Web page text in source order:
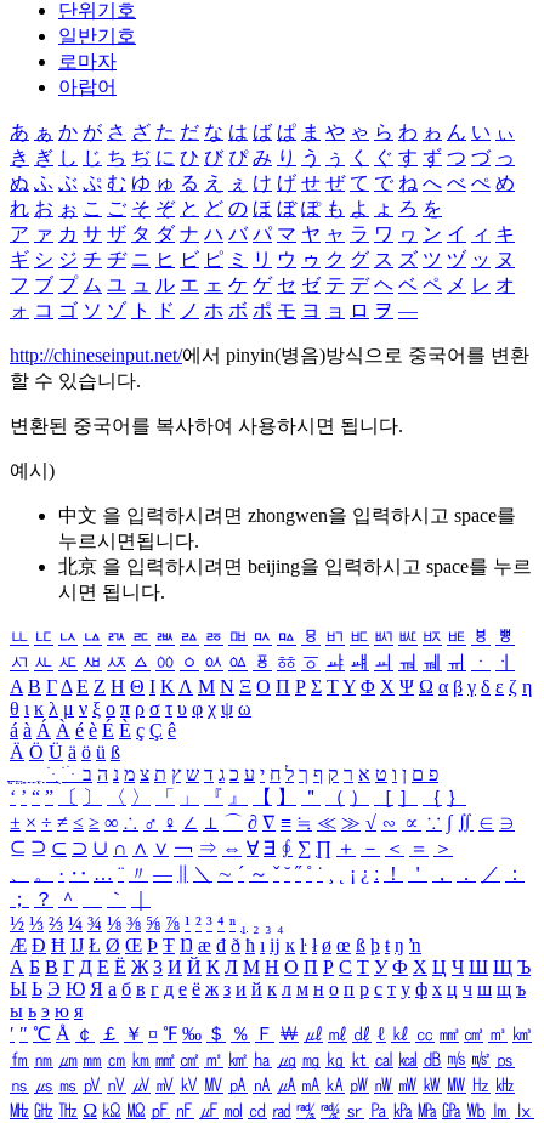
단위기호
일반기호
로마자
아랍어
あ ぁ か が さ ざ た だ な は ば ぱ ま や ゃ ら わ ゎ ん い ぃ
き ぎ し じ ち ぢ に ひ び ぴ み り う ぅ く ぐ す ず つ づ っ
ぬ ふ ぶ ぷ む ゆ ゅ る え ぇ け げ せ ぜ て で ね へ べ ぺ め
れ お ぉ こ ご そ ぞ と ど の ほ ぼ ぽ も よ ょ ろ を
ア ァ カ サ ザ タ ダ ナ ハ バ パ マ ヤ ャ ラ ワ ヮ ン イ ィ キ
ギ シ ジ チ ヂ ニ ヒ ビ ピ ミ リ ウ ゥ ク グ ス ズ ツ ヅ ッ ヌ
フ ブ プ ム ユ ュ ル エ ェ ケ ゲ セ ゼ テ デ ヘ ベ ペ メ レ オ
ォ コ ゴ ソ ゾ ト ド ノ ホ ボ ポ モ ヨ ョ ロ ヲ ―
http://chineseinput.net/에서 pinyin(병음)방식으로 중국어를 변환
할 수 있습니다.
변환된 중국어를 복사하여 사용하시면 됩니다.
예시)
中文 을 입력하시려면 zhongwen을 입력하시고 space를
누르시면됩니다.
北京 을 입력하시려면 beijing을 입력하시고 space를 누르
시면 됩니다.
ㅥ ㅦ ㅧ ㅨ ㅩ ㅪ ㅫ ㅬ ㅭ ㅮ ㅯ ㅰ ㅱ ㅲ ㅳ ㅴ ㅵ ㅶ ㅷ ㅸ
ㅹ
ㅺ ㅻ ㅼ ㅽ ㅾ ㅿ ㆀ ㆁ ㆂ ㆃ ㆄ ㆅ ㆆ ㆇ ㆈ ㆉ ㆊ ㆋ ㆌ ㆍ
ㆎ
Α Β ΓΔ Ε Ζ Η Θ Ι ΚΛ Μ Ν Ξ Ο Π Ρ Σ ΤΥ Φ Χ Ψ Ω α β γ δ ε ζ η
θ ι κ λ μ ν ξ ο π ρ σ τ υ φ χ ψ ω
á à Á À é è É È ç Ç ê
Ä Ö Ü ä ö ü ß
ִֶֹ ֻּ ׁׂ פ ם ן ו ט א ר ק ף ך ל ח י ע כ ג ד ש ץ ת צ מ נ ה ב
‘ ’ “ ” 〔 〕 〈 〉 「 」 『 』 【 】 ＂ （ ） ［ ］ ｛ ｝
± × ÷ ≠ ≤ ≥ ∞ ∴ ♂ ♀ ∠ ⊥ ⌒ ∂ ∇ ≡ ≒ ≪ ≫ √ ∽ ∝ ∵ ∫ ∬ ∈ ∋
⊆ ⊇ ⊂ ⊃ ∪ ∩ ∧ ∨ ￢ ⇒ ⇔ ∀ ∃ ∮ ∑ ∏ ＋ － ＜ ＝
＞
、
。 · ‥ … ¨ 〃 ― ＼ ∼ ´ ～ ˇ ˘ ˝ ˚ ˙ ¸ ¡ ¿ ː ！ ＇ ， ． ／
：
；
？ ＾ ｀
½ ⅓ ⅔ ¼ ¾ ⅛ ⅜ ⅝ ⅞ ¹ ² ³ ⁴ ⁿ ₁ ₂ ₃ ₄
Æ Ð Ħ Ĳ Ł Ø Œ Þ Ŧ Ŋ æ đ ð ħ ı ĳ ĸ ŀ ł ø œ ß þ ŧ ŋ ŉ
А Б В Г Д Е Ё Ж З И Й К Л М Н О П Р С Т У Ф Х Ц Ч Ш Щ Ъ
Ы Ь Э Ю Я а б в г д е ё ж з и й к л м н о п р с т у ф х ц ч ш щ ъ
ы ь э ю я
′ ″ ℃ Å ￠ ￡ ￥ ¤ ℉ ‰ ＄ ％ Ｆ ￦ ㎕ ㎖ ㎗ ℓ ㎘ ㏄ ㎣ ㎤ ㎥ ㎦
㎙ ㎚ ㎛ ㎜ ㎝ ㎞ ㎟ ㎠ ㎡ ㎢ ㏊ ㎍ ㎎ ㎏ ㏏ ㎈ ㎉ ㏈ ㎧ ㎨ ㎰
㎱ ㎲ ㎳ ㎴ ㎵ ㎶ ㎷ ㎸ ㎹ ㎀ ㎁ ㎂ ㎃ ㎄ ㎺ ㎻ ㎽ ㎾ ㎿ ㎐ ㎑
㎒ ㎓ ㎔ Ω ㏀ ㏁ ㎊ ㎋ ㎌ ㏖ ㏅ ㎭ ㎮ ㎯ ㏛ ㎩ ㎪ ㎫ ㎬ ㏝ ㏐
㏓